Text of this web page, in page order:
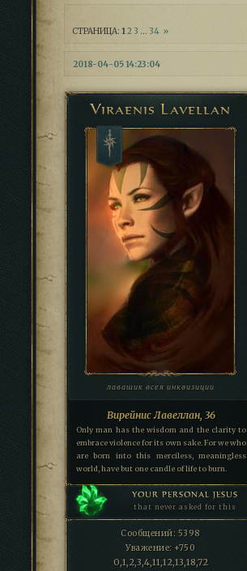
СТРАНИЦА: 12 3 … 34 »
2018-04-05 14:23:04
Viraenis Lavellan
лавашик всея инквизиции
Вирейнис Лавеллан, 36
Only man has the wisdom and the clarity to
embrace violence for its own sake. For we who
are born into this merciless, meaningless
world, have but one candle of life to burn.
YOUR PERSONAL JESUS
that never asked for this
Сообщений: 5398
Уважение: +750
0,1,2,3,4,11,12,13,18,72